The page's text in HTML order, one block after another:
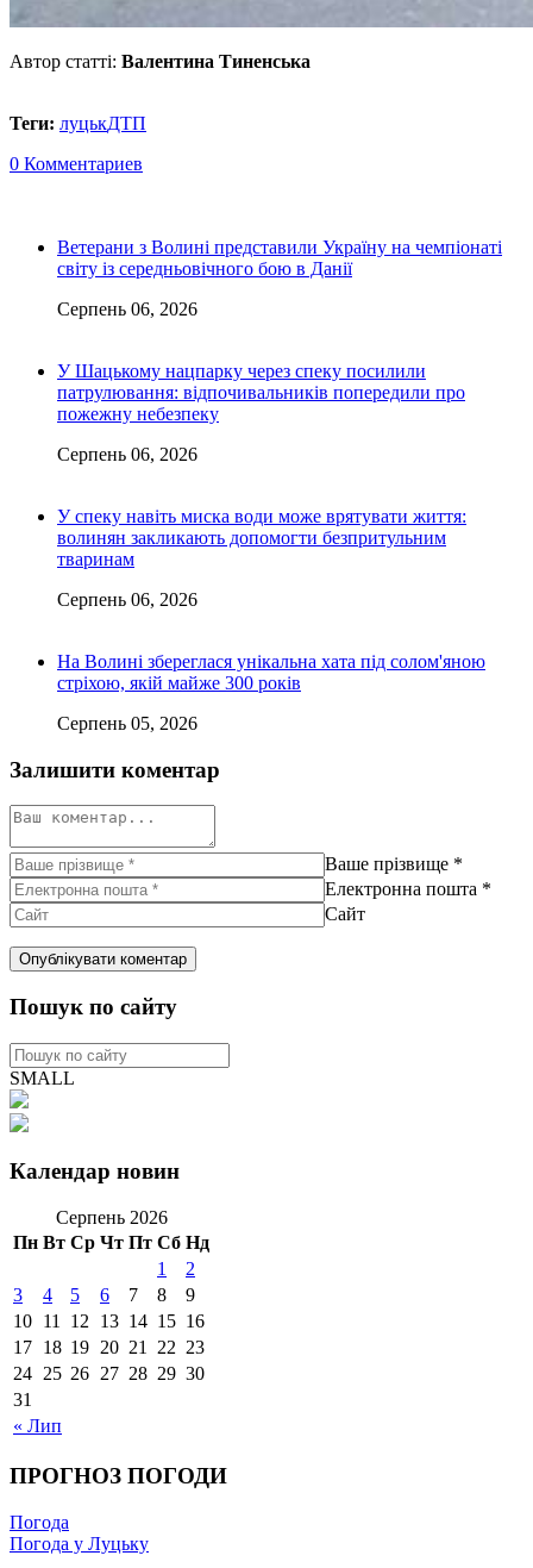
Автор статті: Валентина Тиненська
Теги: луцькДТП
0 Комментариев
Ветерани з Волині представили Україну на чемпіонаті
світу із середньовічного бою в Данії
Серпень 06, 2026
У Шацькому нацпарку через спеку посилили
патрулювання: відпочивальників попередили про
пожежну небезпеку
Серпень 06, 2026
У спеку навіть миска води може врятувати життя:
волинян закликають допомогти безпритульним
тваринам
Серпень 06, 2026
На Волині збереглася унікальна хата під солом'яною
стріхою, якій майже 300 років
Серпень 05, 2026
Залишити коментар
Ваше прізвище *
Електронна пошта *
Сайт
Пошук по сайту
SMALL
Календар новин
Серпень 2026
Пн Вт Ср Чт Пт Сб Нд
« Лип
1
2
3
4 5 6 7 8
9
10 11 12 13 14 15 16
17 18 19 20 21 22 23
24 25 26 27 28 29 30
31
ПРОГНОЗ ПОГОДИ
Погода
Погода у Луцьку